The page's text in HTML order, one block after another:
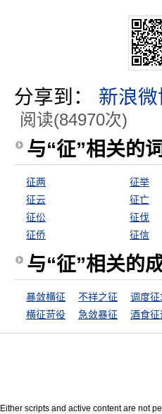
分享到： 新浪微
阅读(84970次)
与“征”相关的
征两 征举
征云
征亡
征伀
征伐
征侨
征信
与“征”相关的
暴敛横征 不祥之征 调度征
横征苛役
急敛暴征 酒食征
Either scripts and active content are not